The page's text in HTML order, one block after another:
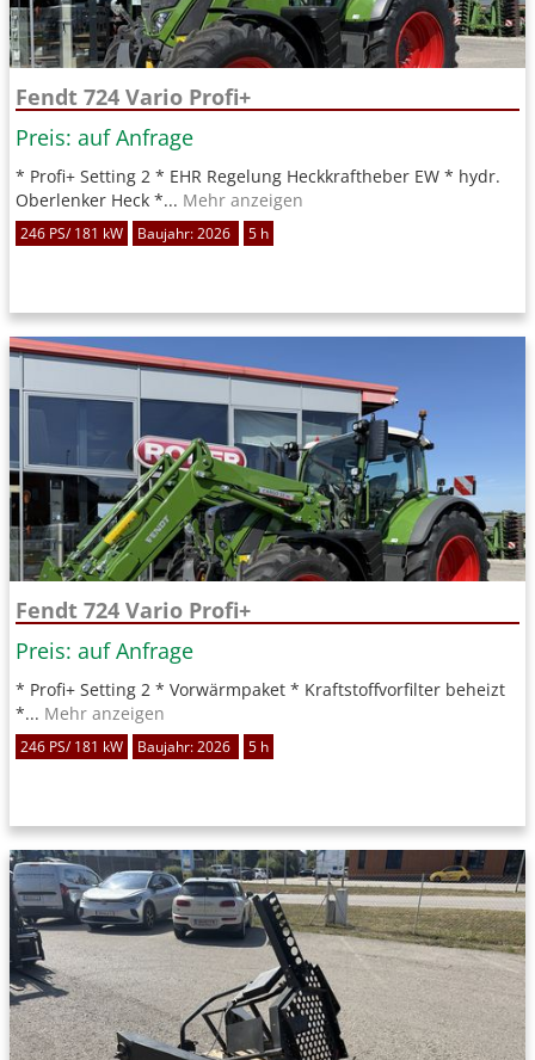
Fendt 724 Vario Profi+
Preis: auf Anfrage
* Profi+ Setting 2 * EHR Regelung Heckkraftheber EW * hydr.
Oberlenker Heck *... Mehr anzeigen
246 PS/ 181 kW Baujahr: 2026 5 h
Fendt 724 Vario Profi+
Preis: auf Anfrage
* Profi+ Setting 2 * Vorwärmpaket * Kraftstoffvorfilter beheizt
*... Mehr anzeigen
246 PS/ 181 kW Baujahr: 2026 5 h